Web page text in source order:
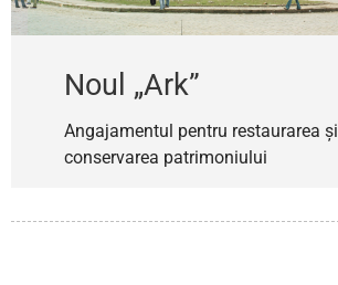
Noul „Ark”
Angajamentul pentru restaurarea și
conservarea patrimoniului